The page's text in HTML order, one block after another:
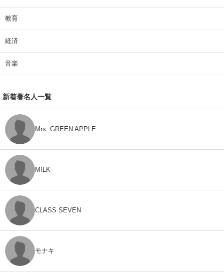
教育
経済
音楽
新着著名人一覧
Mrs. GREEN APPLE
M!LK
CLASS SEVEN
モナキ